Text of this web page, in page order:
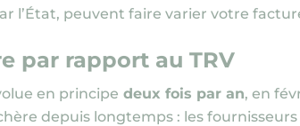
l’État, peuvent faire varier votre
par rapport au TRV
en principe deux fois par an, en
depuis longtemps : les